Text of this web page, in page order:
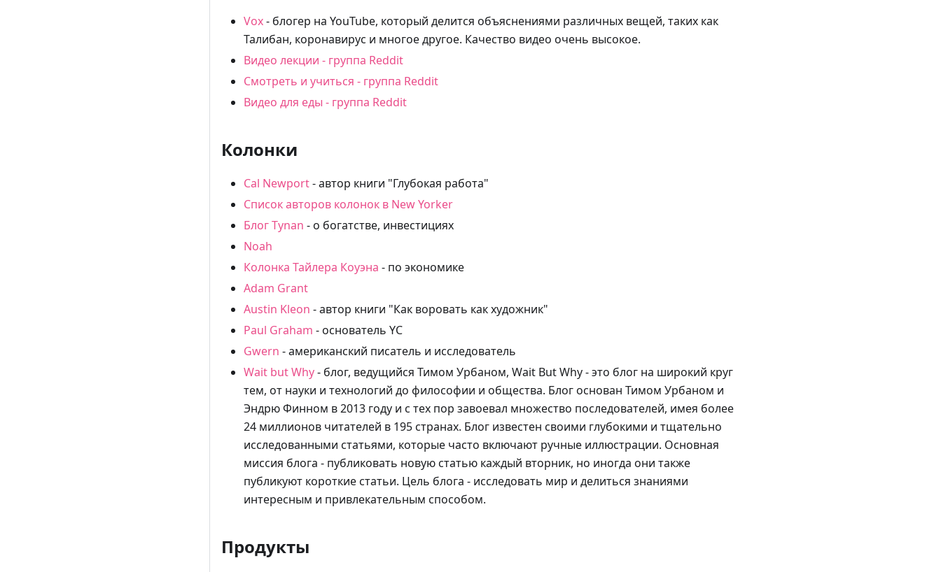
Vox- блогер на YouTube, который делится объяснениями различных вещей, таких как
Талибан, коронавирус и многое другое. Качество видео очень высокое.
Видео лекции - группа Reddit
Смотреть и учиться - группа Reddit
Видео для еды - группа Reddit
Колонки
Cal Newport- автор книги "Глубокая работа"
Список авторов колонок в New Yorker
Блог Tynan - о богатстве, инвестициях
Noah
Колонка Тайлера Коуэна - по экономике
Adam Grant
Austin Kleon - автор книги "Как воровать как художник"
Paul Graham - основатель YC
Gwern - американский писатель и исследователь
Wait but Why- блог, ведущийся Тимом Урбаном, Wait But Why - это блог на широкий круг
тем, от науки и технологий до философии и общества. Блог основан Тимом Урбаном и
Эндрю Финном в 2013 году и с тех пор завоевал множество последователей, имея более
24 миллионов читателей в 195 странах. Блог известен своими глубокими и тщательно
исследованными статьями, которые часто включают ручные иллюстрации. Основная
миссия блога - публиковать новую статью каждый вторник, но иногда они также
публикуют короткие статьи. Цель блога - исследовать мир и делиться знаниями
интересным и привлекательным способом.
Продукты